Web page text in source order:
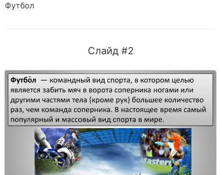
Футбол
Слайд #2